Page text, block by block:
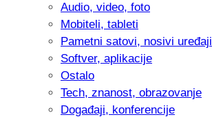
Audio, video, foto
Mobiteli, tableti
Pametni satovi, nosivi uređaji
Softver, aplikacije
Ostalo
Tech, znanost, obrazovanje
Događaji, konferencije